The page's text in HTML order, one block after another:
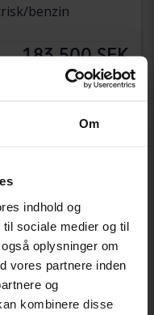
Om
indhold og
sociale medier og til
oplysninger om
vores partnere inden
og
kombinere disse
benzin
183 500 SEK
1 563 SEK/måned